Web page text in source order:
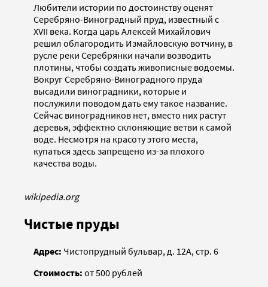
Любители истории по достоинству оценят
Серебряно-Виноградный пруд, известный с
XVII века. Когда царь Алексей Михайлович
решил облагородить Измайловскую вотчину, в
русле реки Серебрянки начали возводить
плотины, чтобы создать живописные водоемы.
Вокруг Серебряно-Виноградного пруда
высадили виноградники, которые и
послужили поводом дать ему такое название.
Сейчас виноградников нет, вместо них растут
деревья, эффектно склоняющие ветви к самой
воде. Несмотря на красоту этого места,
купаться здесь запрещено из-за плохого
качества воды.
wikipedia.org
Чистые пруды
Адрес: Чистопрудный бульвар, д. 12А, стр. 6
Стоимость: от 500 рублей